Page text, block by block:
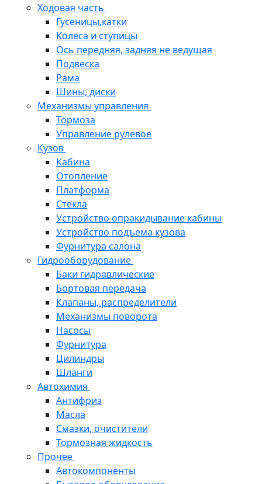
Ходовая часть
Гусеницы,катки
Колеса и ступицы
Ось передняя, задняя не ведущая
Подвеска
Рама
Шины, диски
Механизмы управления
Тормоза
Управление рулевое
Кузов
Кабина
Отопление
Платформа
Стекла
Устройство опракидывание кабины
Устройство подъема кузова
Фурнитура салона
Гидрооборудование
Баки гидравлические
Бортовая передача
Клапаны, распределители
Механизмы поворота
Насосы
Фурнитура
Цилиндры
Шланги
Автохимия
Антифриз
Масла
Смазки, очистители
Тормозная жидкость
Прочее
Автокомпоненты